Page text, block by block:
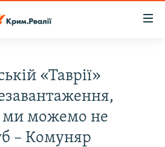
«Таврії»
ми можемо не
– Комуняр